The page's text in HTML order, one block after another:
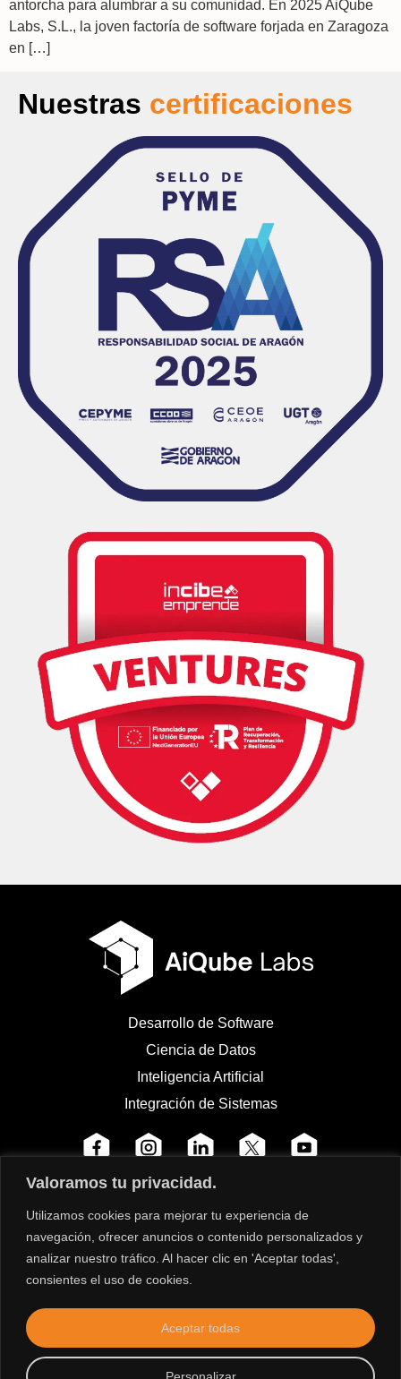
Valoramos tu privacidad.
Utilizamos cookies para mejorar tu experiencia de
navegación, ofrecer anuncios o contenido personalizados y
analizar nuestro tráfico. Al hacer clic en 'Aceptar todas',
consientes el uso de cookies.
Personalizar
Aceptar todas
antorcha para alumbrar a su comunidad. En 2025 AiQube
Labs, S.L., la joven factoría de software forjada en Zaragoza
en […]
Nuestras certificaciones
Desarrollo de Software
Ciencia de Datos
Inteligencia Artificial
Integración de Sistemas